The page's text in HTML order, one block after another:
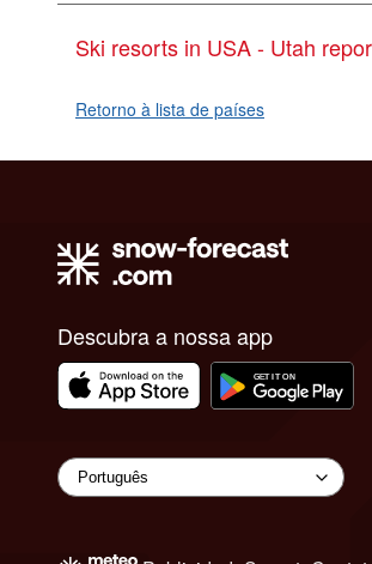
Ski resorts in USA - Utah
Retorno à lista de países
Descubra a nossa app